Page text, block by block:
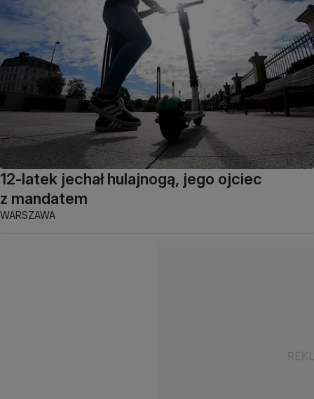
12-latek jechał hulajnogą, jego ojciec
z mandatem
WARSZAWA